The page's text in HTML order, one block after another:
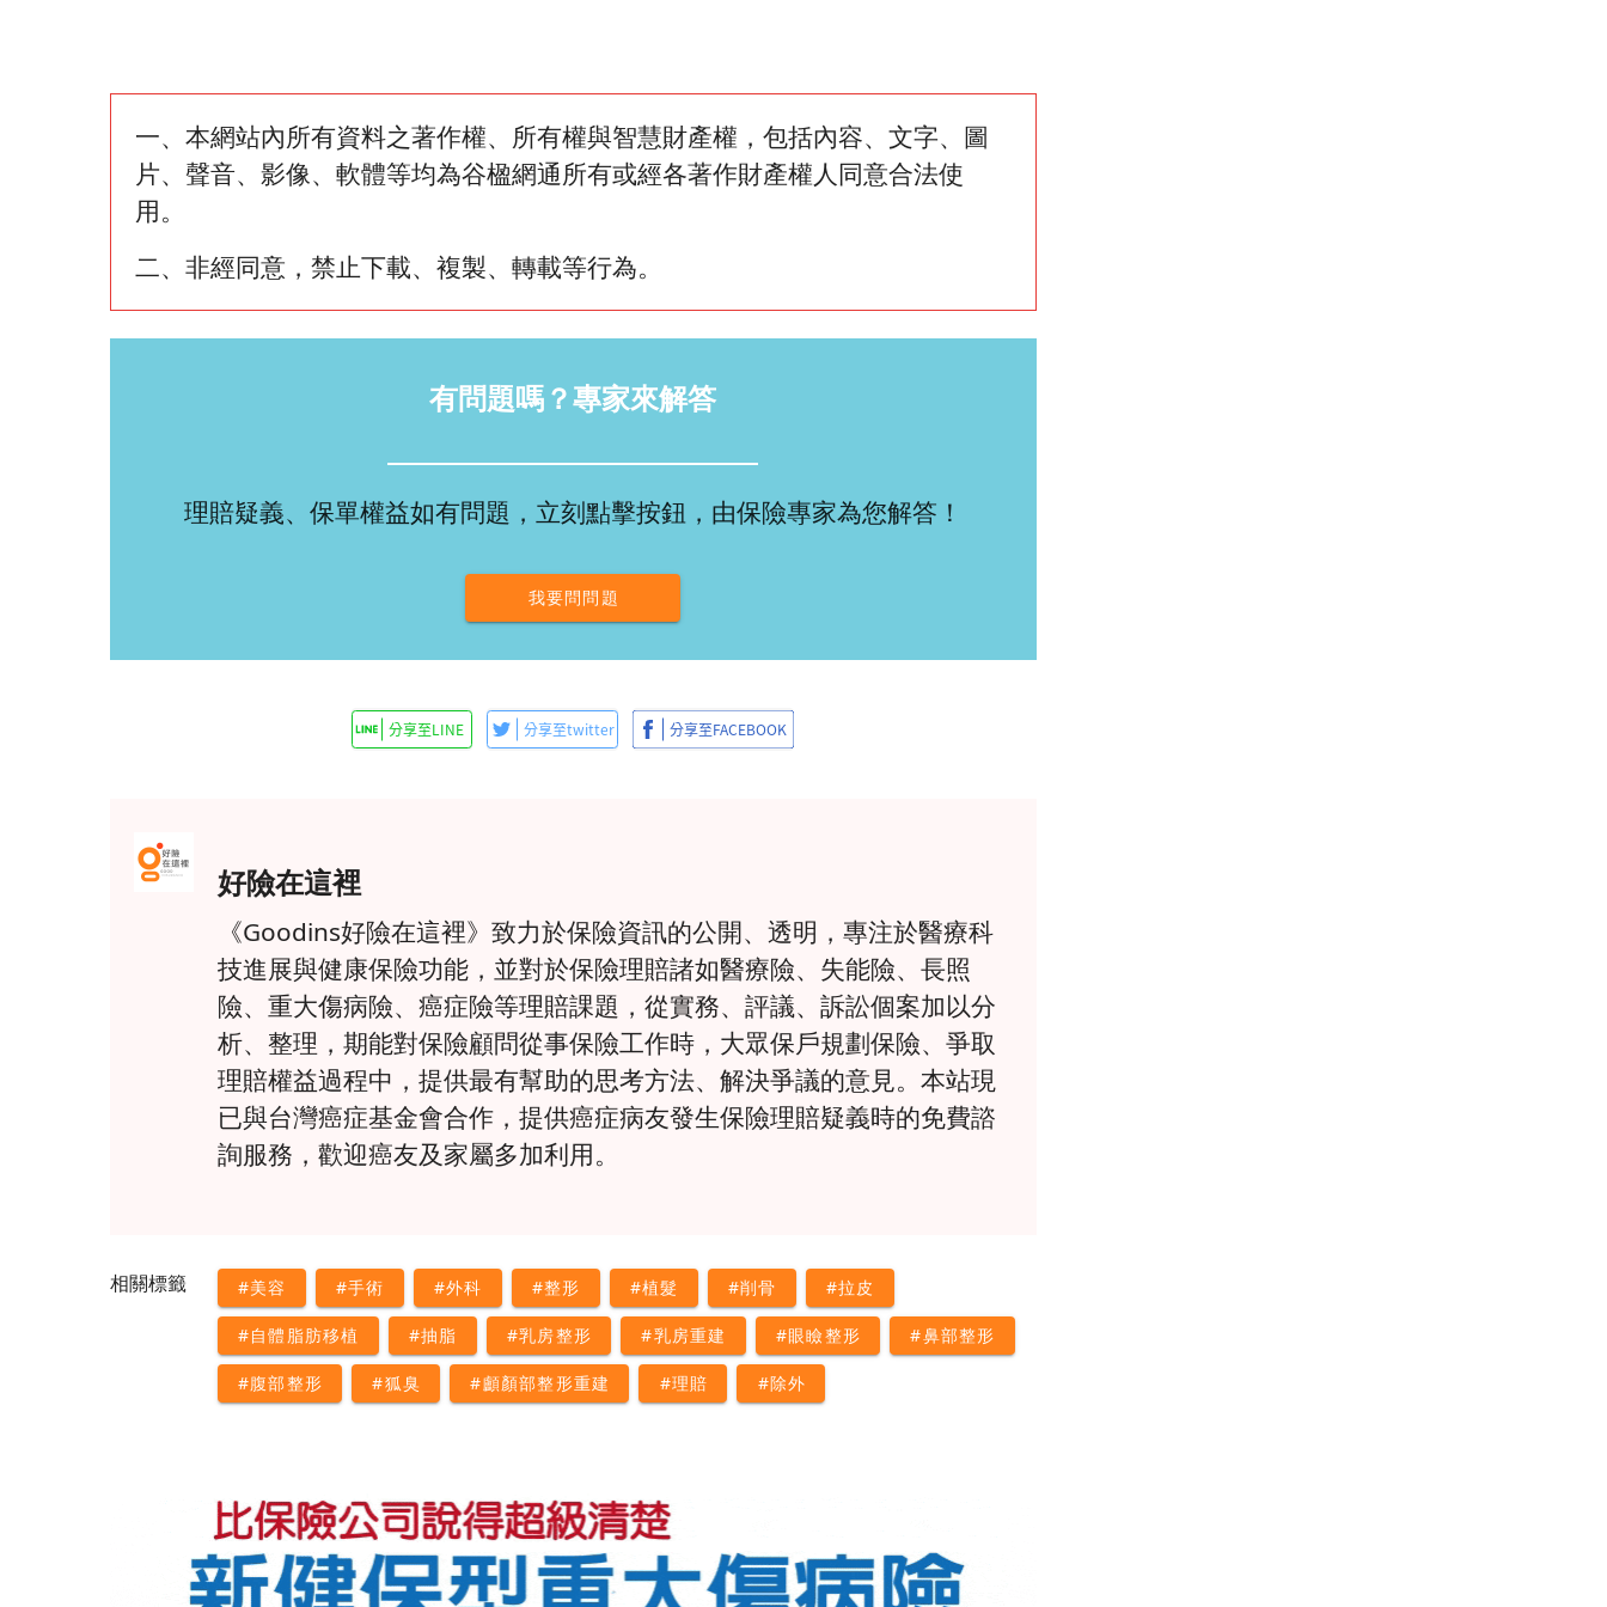
一、本網站內所有資料之著作權、所有權與智慧財產權，包括內容、文字、圖
片、聲音、影像、軟體等均為谷楹網通所有或經各著作財產權人同意合法使
用。
二、非經同意，禁止下載、複製、轉載等行為。
有問題嗎？專家來解答
理賠疑義、保單權益如有問題，立刻點擊按鈕，由保險專家為您解答！
我要問問題
好險在這裡
《Goodins好險在這裡》致力於保險資訊的公開、透明，專注於醫療科
技進展與健康保險功能，並對於保險理賠諸如醫療險、失能險、長照
險、重大傷病險、癌症險等理賠課題，從實務、評議、訴訟個案加以分
析、整理，期能對保險顧問從事保險工作時，大眾保戶規劃保險、爭取
理賠權益過程中，提供最有幫助的思考方法、解決爭議的意見。本站現
已與台灣癌症基金會合作，提供癌症病友發生保險理賠疑義時的免費諮
詢服務，歡迎癌友及家屬多加利用。
相關標籤 #美容 #手術 #外科 #整形 #植髮 #削骨 #拉皮
#自體脂肪移植 #抽脂 #乳房整形 #乳房重建 #眼瞼整形 #鼻部整形
#腹部整形 #狐臭 #顱顏部整形重建 #理賠 #除外